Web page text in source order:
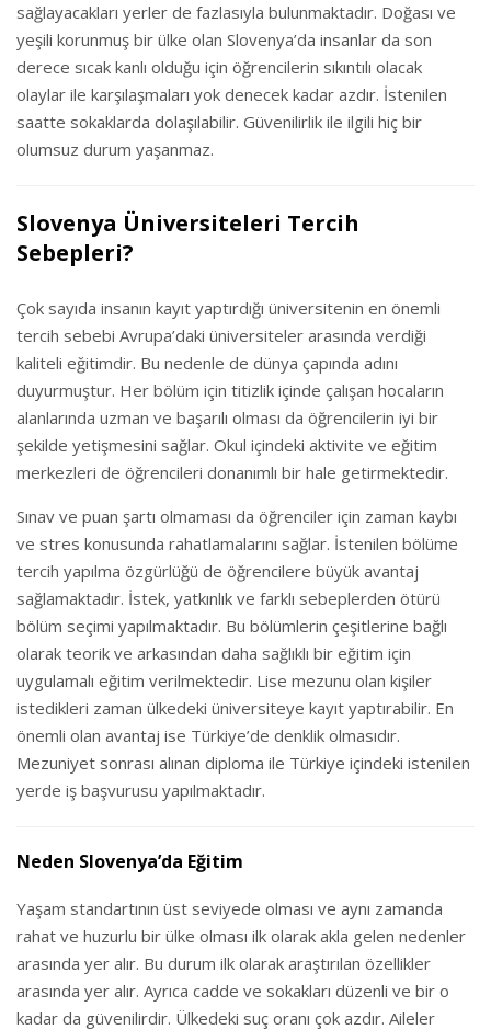
sağlayacakları yerler de fazlasıyla bulunmaktadır. Doğası ve
yeşili korunmuş bir ülke olan Slovenya’da insanlar da son
derece sıcak kanlı olduğu için öğrencilerin sıkıntılı olacak
olaylar ile karşılaşmaları yok denecek kadar azdır. İstenilen
saatte sokaklarda dolaşılabilir. Güvenilirlik ile ilgili hiç bir
olumsuz durum yaşanmaz.
Slovenya Üniversiteleri Tercih
Sebepleri?
Çok sayıda insanın kayıt yaptırdığı üniversitenin en önemli
tercih sebebi Avrupa’daki üniversiteler arasında verdiği
kaliteli eğitimdir. Bu nedenle de dünya çapında adını
duyurmuştur. Her bölüm için titizlik içinde çalışan hocaların
alanlarında uzman ve başarılı olması da öğrencilerin iyi bir
şekilde yetişmesini sağlar. Okul içindeki aktivite ve eğitim
merkezleri de öğrencileri donanımlı bir hale getirmektedir.
Sınav ve puan şartı olmaması da öğrenciler için zaman kaybı
ve stres konusunda rahatlamalarını sağlar. İstenilen bölüme
tercih yapılma özgürlüğü de öğrencilere büyük avantaj
sağlamaktadır. İstek, yatkınlık ve farklı sebeplerden ötürü
bölüm seçimi yapılmaktadır. Bu bölümlerin çeşitlerine bağlı
olarak teorik ve arkasından daha sağlıklı bir eğitim için
uygulamalı eğitim verilmektedir. Lise mezunu olan kişiler
istedikleri zaman ülkedeki üniversiteye kayıt yaptırabilir. En
önemli olan avantaj ise Türkiye’de denklik olmasıdır.
Mezuniyet sonrası alınan diploma ile Türkiye içindeki istenilen
yerde iş başvurusu yapılmaktadır.
Neden Slovenya’da Eğitim
Yaşam standartının üst seviyede olması ve aynı zamanda
rahat ve huzurlu bir ülke olması ilk olarak akla gelen nedenler
arasında yer alır. Bu durum ilk olarak araştırılan özellikler
arasında yer alır. Ayrıca cadde ve sokakları düzenli ve bir o
kadar da güvenilirdir. Ülkedeki suç oranı çok azdır. Aileler